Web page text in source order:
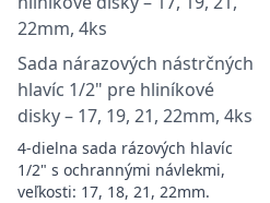
Sada nárazových nástrčných
hlavíc 1/2" pre hliníkové
disky – 17, 19, 21, 22mm, 4ks
4-dielna sada rázových hlavíc
1/2" s ochrannými návlekmi,
veľkosti: 17, 18, 21, 22mm.